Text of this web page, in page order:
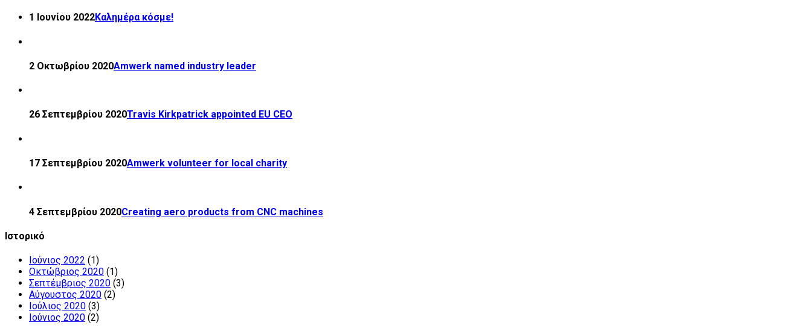
1 Ιουνίου 2022Καλημέρα κόσμε!
2 Οκτωβρίου 2020Amwerk named industry leader
26 Σεπτεμβρίου 2020Travis Kirkpatrick appointed EU CEO
17 Σεπτεμβρίου 2020Amwerk volunteer for local charity
4 Σεπτεμβρίου 2020Creating aero products from CNC machines
Ιστορικό
Ιούνιος 2022 (1)
Οκτώβριος 2020 (1)
Σεπτέμβριος 2020 (3)
Αύγουστος 2020 (2)
Ιούλιος 2020 (3)
Ιούνιος 2020 (2)